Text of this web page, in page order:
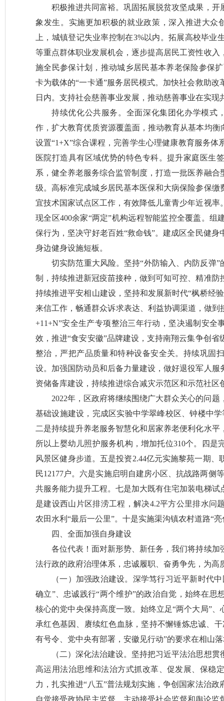
积极推进共同富裕。巩固拓展脱贫攻坚成果，
象发生。实施更加积极的就业政策，深入推进大众
上，城镇登记失业率控制在3%以内。拓展高校毕
等重点群体职业发展机会，逐步提高居民工资性收
施全民参保计划，推动城乡居民基本养老保险参保
卡为载体的“一卡通”服务居民模式。加快社会救助
日内。支持社会慈善事业发展，推动慈善事业在实现
持续优化公共服务。全面深化集团化办学模式
作，扩大教育优质资源覆盖面，推动教育从基本均
设置“1+X”综合课程，完善学生心理健康教育服务
医院打造具有区域优势的特色专科。提升家庭医生
系，健全养老服务综合监管制度，打造一批医养融
级。高标准完成城乡居民基本医保和大病保险参保
宜技术国家试点区工作，有效降低儿童青少年近视
现全区400余家“两定”机构远程智能监控全覆盖。组
保行为，坚决守好老百姓“救命钱”。建成区全民健
身边健身设施短板。
切实防范重大风险。坚持“外防输入、内防反弹
制，持续推进新冠疫苗接种，做到可知可控、精准
持续推进平安相山建设，坚持和发展新时代“枫桥经
来信工作，畅通群众诉求表达、利益协调渠道，做
+11+N”安全生产专项整治三年行动，坚决遏制安全
效，推进“食安安徽”品牌建设，支持南翔云集争创
整治，严把产品质量和特种设备安全关。持续巩固
设。加强国防动员和后备力量建设，做好退役军人
资储备库建设，持续推进综合减灾示范区和示范社区
2022年，区政府将继续围绕广大群众关心的问
基础设施建设，完成区实验中学翠峰校区、钟楼中
二是持续提升养老服务智慧化和居家养老便利化水
所以上婴幼儿照护服务机构，增加托位310个。四是
风景区健身步道。五是投资2.44亿元实施黎苑一期
民12177户。六是实施启明自建房小区、抗战路两侧
共服务能力提升工程。七是加大既有住宅加装电梯
是建设西山片区排涝工程，解决4.2平方公里排水问
农田水利“最后一公里”。十是实施渠沟镇农村道路“
四、全面加强自身建设
各位代表！面对新形势、新任务，我们将持续
法行政的政府治理体系，忠诚履职、奋勇争先，为高
（一）加强政治建设。深学笃行习近平新时代
确立”、忠诚践行“两个维护”的政治自觉，始终在思
核心的党中央保持高度一致。始终立足“两个大局”
承红色基因、赓续红色血脉，坚持不懈锤炼忠诚、
有号令、党中央有部署，安徽见行动”的要求在相山
（二）深化法治建设。坚持把习近平法治思想
高运用法治思维和法治方式抓改革、促发展、保稳
力，扎实推进“八五”普法规划实施，争创国家法治
自觉接受政协民主监督，主动接受社会监督和舆论监